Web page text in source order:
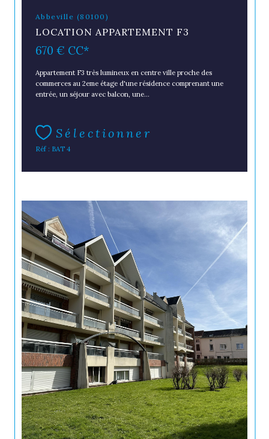
Abbeville (80100)
LOCATION APPARTEMENT F3
670 € CC*
Appartement F3 très lumineux en centre ville proche des
commerces au 2eme étage d'une résidence comprenant une
entrée, un séjour avec balcon, une...
Sélectionner
Réf : BAT 4